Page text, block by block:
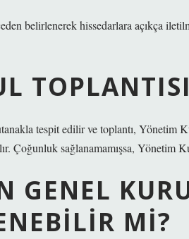
belirlenerek hissedarlara açıkça
tespit edilir ve toplantı, Yönetim
Çoğunluk sağlanamamışsa, Yönetim
GENEL
MI?